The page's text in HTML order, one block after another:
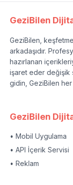
GeziBilen
GeziBilen,
arkadaşıdır.
hazırlanan
işaret eder değişik
gidin, GeziBilen her
GeziBilen
• Mobil Uygulama
• API İçerik Servisi
• Reklam